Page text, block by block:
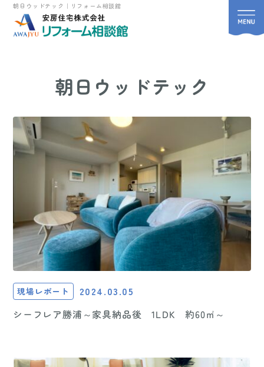
朝日ウッドテック｜リフォーム相談館
朝日ウッドテック
現場レポート 2024.03.05
シーフレア勝浦～家具納品後 1LDK 約60㎡～